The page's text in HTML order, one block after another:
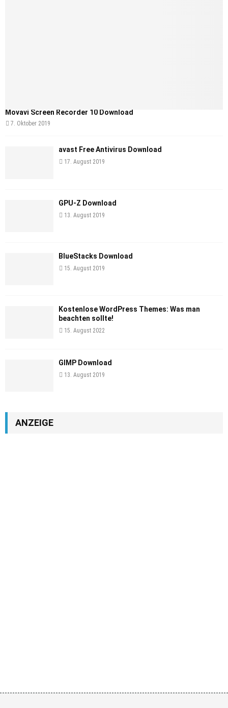
Movavi Screen Recorder 10 Download
7. Oktober 2019
avast Free Antivirus Download
17. August 2019
GPU-Z Download
13. August 2019
BlueStacks Download
15. August 2019
Kostenlose WordPress Themes: Was man
beachten sollte!
15. August 2022
GIMP Download
13. August 2019
ANZEIGE